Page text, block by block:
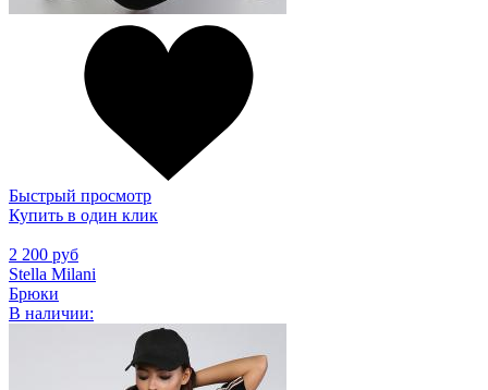
Быстрый просмотр
Купить в один клик
2 200 руб
Stella Milani
Брюки
В наличии: